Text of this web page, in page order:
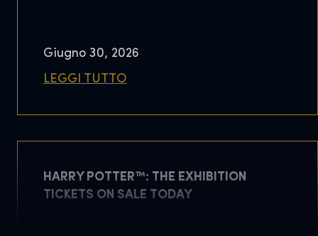
Giugno 30, 2026
LEGGI TUTTO
HARRY POTTER™: THE EXHIBITION
TICKETS ON SALE TODAY